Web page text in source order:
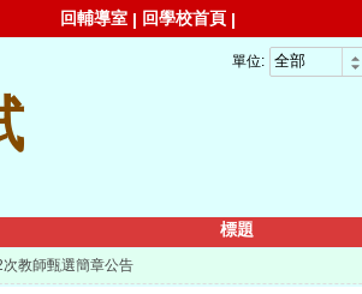
回輔導室 | 回學校首頁 |
單位:
標題
教師甄選簡章公告